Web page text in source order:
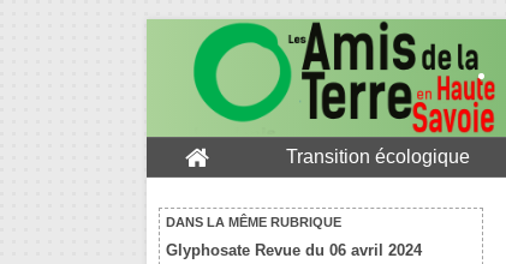
Transition écologique
DANS LA MÊME RUBRIQUE
Glyphosate Revue du 06 avril 2024